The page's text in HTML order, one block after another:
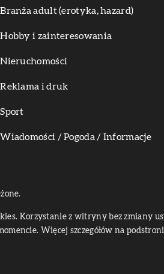
Branża adult (erotyka, hazard)
Hobby i zainteresowania
Nieruchomości
Reklama i druk
Sport
Wiadomości / Pogoda / Informacje
Korzystanie z witryny bez zmiany
Więcej szczegółów na